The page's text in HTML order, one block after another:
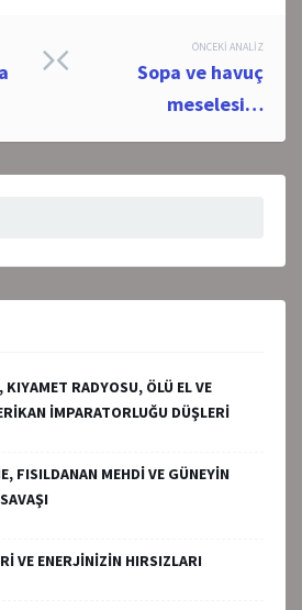
ÖNCEKI ANALIZ
Sopa ve havuç
meselesi…
RADYOSU, ÖLÜ EL VE
İMPARATORLUĞU DÜŞLERİ
FISILDANAN MEHDİ VE GÜNEYİN
VE ENERJİNİZİN HIRSIZLARI